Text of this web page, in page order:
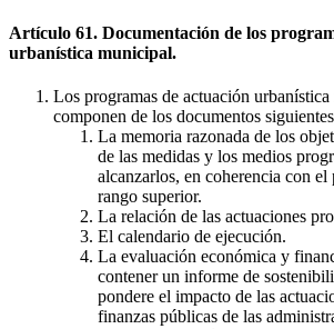
Artículo 61. Documentación de los
urbanística municipal.
Los programas de actuación
componen de los documentos
La memoria razonada de los
de las medidas y los medios
alcanzarlos, en coherencia con el
rango superior.
La relación de las actuaciones
El calendario de ejecución.
La evaluación económica y
contener un informe de
pondere el impacto de las
finanzas públicas de las